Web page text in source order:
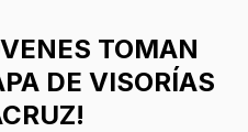
TOMAN
DE VISORÍAS